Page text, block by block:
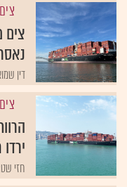
צים
דין
חזי